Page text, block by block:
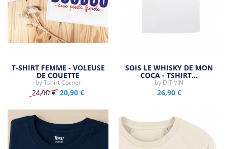
T-SHIRT FEMME - VOLEUSE
DE COUETTE
byTshirt Corner
24,90 € 20,90 €
SOIS LE WHISKY DE MON
COCA - TSHIRT…
by DIT VIN
26,90 €